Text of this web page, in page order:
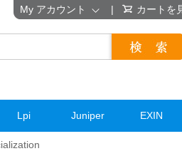
Lpi Juniper EXIN
My アカウント | カートを